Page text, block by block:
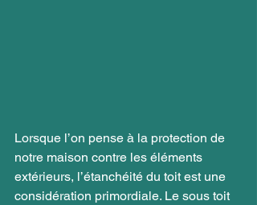
Lorsque l’on pense à la protection de
notre maison contre les éléments
extérieurs, l’étanchéité du toit est une
considération primordiale. Le sous toit